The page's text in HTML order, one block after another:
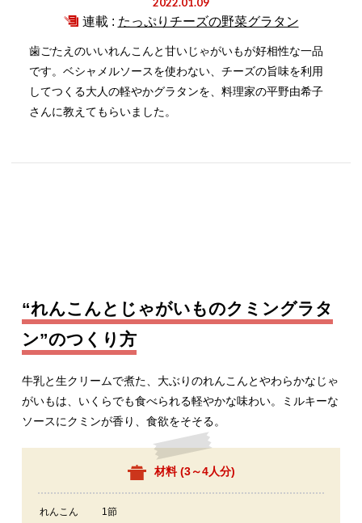
連載 : たっぷりチーズの野菜グラタン
歯ごたえのいいれんこんと甘いじゃがいもが好相性な一品
です。ベシャメルソースを使わない、チーズの旨味を利用
してつくる大人の軽やかグラタンを、料理家の平野由希子
さんに教えてもらいました。
“れんこんとじゃがいものクミングラタ
ン”のつくり方
牛乳と生クリームで煮た、大ぶりのれんこんとやわらかなじゃ
がいもは、いくらでも食べられる軽やかな味わい。ミルキーな
ソースにクミンが香り、食欲をそそる。
材料 (3～4人分)
れんこん
1節